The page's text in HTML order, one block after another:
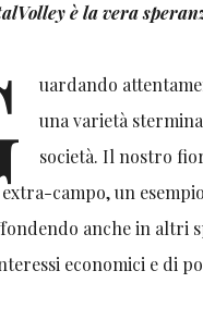
è la vera
uardando
una varietà
società. Il nostro
extra-campo, un
anche in altri
economici e di